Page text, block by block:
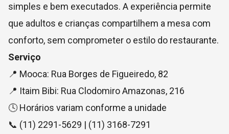
simples e bem executados. A experiência permite
que adultos e crianças compartilhem a mesa com
conforto, sem comprometer o estilo do restaurante.
Serviço
📍 Mooca: Rua Borges de Figueiredo, 82
📍 Itaim Bibi: Rua Clodomiro Amazonas, 216
🕓 Horários variam conforme a unidade
📞 (11) 2291-5629 | (11) 3168-7291